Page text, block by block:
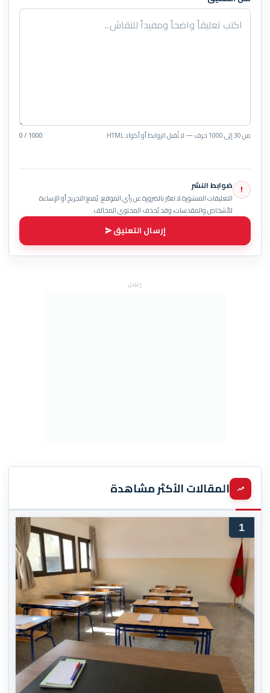
من 30 إلى 1000 حرف — لا تُقبل الروابط أو أكواد HTML. 0 / 1000
! ضوابط النشر
التعليقات المنشورة لا تعبّر بالضرورة عن رأي الموقع. يُمنع التجريح أو الإساءة
للأشخاص والمقدسات، وقد يُحذف المحتوى المخالف.
إرسال التعليق
إعلان
المقالات الأكثر مشاهدة
1